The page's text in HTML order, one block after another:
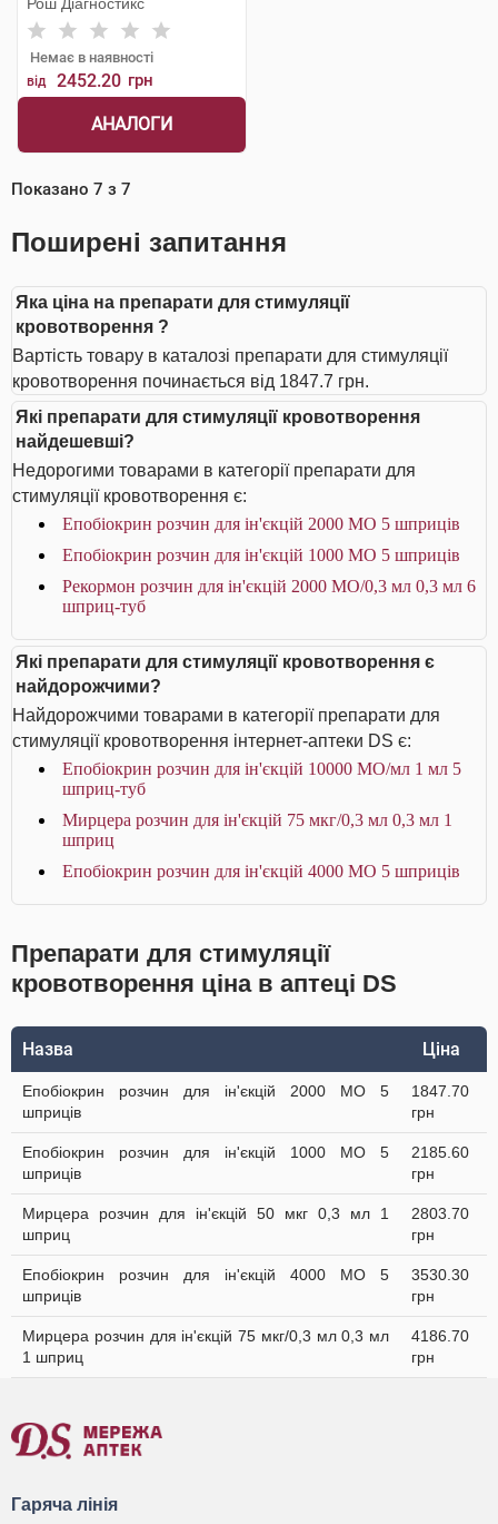
Немає в наявності
від 2452.20 грн
АНАЛОГИ
Показано 7 з 7
Поширені запитання
Яка ціна на препарати для стимуляції
кровотворення ?
Вартість товару в каталозі препарати для стимуляції
кровотворення починається від 1847.7 грн.
Які препарати для стимуляції кровотворення
найдешевші?
Недорогими товарами в категорії препарати для
стимуляції кровотворення є:
Епобіокрин розчин для ін'єкцій 2000 МО 5 шприців
Епобіокрин розчин для ін'єкцій 1000 МО 5 шприців
Рекормон розчин для ін'єкцій 2000 МО/0,3 мл 0,3 мл 6
шприц-туб
Які препарати для стимуляції кровотворення є
найдорожчими?
Найдорожчими товарами в категорії препарати для
стимуляції кровотворення інтернет-аптеки DS є:
Епобіокрин розчин для ін'єкцій 10000 МО/мл 1 мл 5
шприц-туб
Мирцера розчин для ін'єкцій 75 мкг/0,3 мл 0,3 мл 1
шприц
Епобіокрин розчин для ін'єкцій 4000 МО 5 шприців
Препарати для стимуляції
кровотворення ціна в аптеці DS
Назва Ціна
Епобіокрин розчин для ін'єкцій 2000 МО 5
шприців
1847.70
грн
Епобіокрин розчин для ін'єкцій 1000 МО 5
шприців
2185.60
грн
Мирцера розчин для ін'єкцій 50 мкг 0,3 мл 1
шприц
2803.70
грн
Епобіокрин розчин для ін'єкцій 4000 МО 5
шприців
3530.30
грн
Мирцера розчин для ін'єкцій 75 мкг/0,3 мл 0,3 мл
1 шприц
4186.70
грн
Гаряча лінія